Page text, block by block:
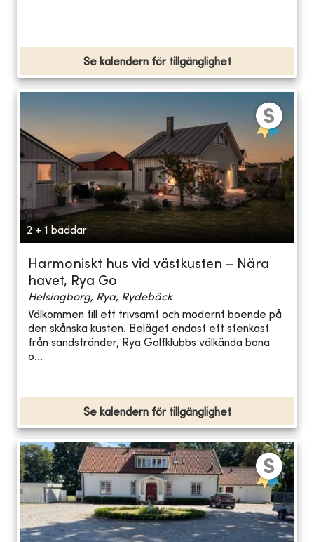
Se kalendern för tillgänglighet
2 + 1 bäddar
Harmoniskt hus vid västkusten – Nära
havet, Rya Go
Helsingborg, Rya, Rydebäck
Välkommen till ett trivsamt och modernt boende på
den skånska kusten. Beläget endast ett stenkast
från sandstränder, Rya Golfklubbs välkända bana
o...
Se kalendern för tillgänglighet